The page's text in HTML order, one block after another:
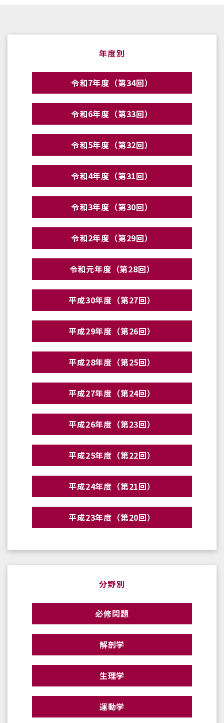
年度別
令和7年度（第34回）
令和6年度（第33回）
令和5年度（第32回）
令和4年度（第31回）
令和3年度（第30回）
令和2年度（第29回）
令和元年度（第28回）
平成30年度（第27回）
平成29年度（第26回）
平成28年度（第25回）
平成27年度（第24回）
平成26年度（第23回）
平成25年度（第22回）
平成24年度（第21回）
平成23年度（第20回）
分野別
必修問題
解剖学
生理学
運動学